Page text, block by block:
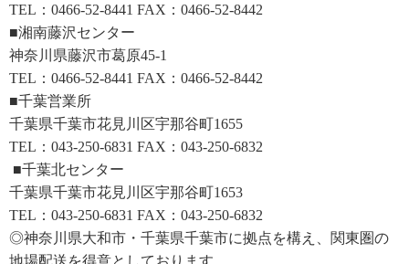
TEL：0466-52-8441 FAX：0466-52-8442
■湘南藤沢センター
神奈川県藤沢市葛原45-1
TEL：0466-52-8441 FAX：0466-52-8442
■千葉営業所
千葉県千葉市花見川区宇那谷町1655
TEL：043-250-6831 FAX：043-250-6832
■千葉北センター
千葉県千葉市花見川区宇那谷町1653
TEL：043-250-6831 FAX：043-250-6832
◎神奈川県大和市・千葉県千葉市に拠点を構え、関東圏の